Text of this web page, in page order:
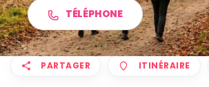
TÉLÉPHONE
PARTAGER ITINÉRAIRE